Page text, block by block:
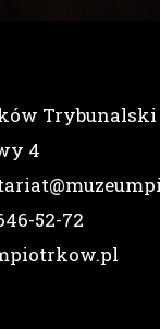
Trybunalski
4
52-72